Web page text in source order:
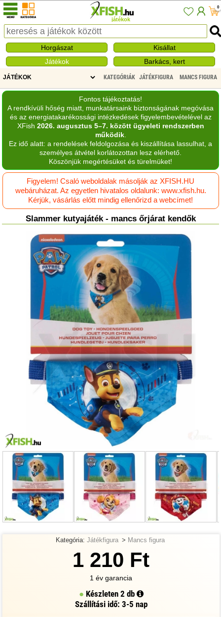
játékok
0
Horgászat
Kisállat
Játékok
Barkács, kert
KATEGÓRIÁK JÁTÉKFIGURA MANCS FIGURA
Fontos tájékoztatás!
A rendkívüli hőség miatt, munkatársaink biztonságának megóvása
és az energiatakarékossági intézkedések figyelembevételével az
XFish 2026. augusztus 5–7. között ügyeleti rendszerben
működik.
Ez idő alatt: a rendelések feldolgozása és kiszállítása lassulhat, a
személyes átvétel korlátozottan lesz elérhető.
Köszönjük megértésüket és türelmüket!
Figyelem! Csaló weboldalak másolják az XFISH.HU
webáruházat. Az egyetlen hivatalos oldalunk: www.xfish.hu.
Kérjük, vásárlás előtt mindig ellenőrizd a webcímet!
Slammer kutyajáték - mancs őrjárat kendők
Kategória:Játékfigura > Mancs figura
1 210 Ft
1 év garancia
Készleten 2 db
Szállítási idő: 3-5 nap